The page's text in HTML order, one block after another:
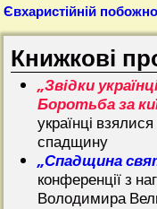
Nawigacja
Євхаристійній
Книжкові
„Звідки
Боротьба за
українці
спадщину
„Спадщина
конференції з
Володимира